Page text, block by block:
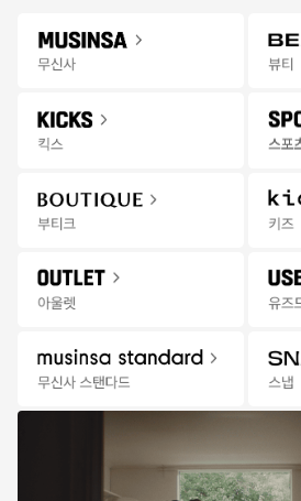
킥스 상품을 검색해 보세요.
추천 랭킹 세일 발매
킹햄 부츠 - 올리브 / L
닥터마틴
나틸라 XL 블랙 아테
Menu
무신사 앱 설치하고 다양한 혜택과 코디 팁을